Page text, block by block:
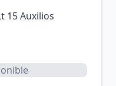
15 Auxilios